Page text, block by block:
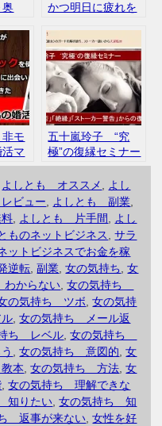
奥
ち
名
や
ミ
かつ明日に疲れを
シュになる方法
モ
マ
ひ
コ
五十嵐玲子 “究
極”の復縁セミナー
「拒否」「絶縁宣
言」「ストーカー
警告」からの復活
愛 評判 口コミ
よしとも オススメ, よし
ビュー, よしとも 副業,
, よしとも 片手間, よし
ものネットビジネス,サラ
ットビジネスでお金を稼
逆転,副業,女の気持ち,女
からない,女の気持ち
の気持ち ツボ,女の気持
,女の気持ち メール返
ち レベル,女の気持ち
,女の気持ち 意図的,女
本,女の気持ち 方法,女
,女の気持ち 理解できな
知りたい,女の気持ち 知
返事が来ない,女性を好